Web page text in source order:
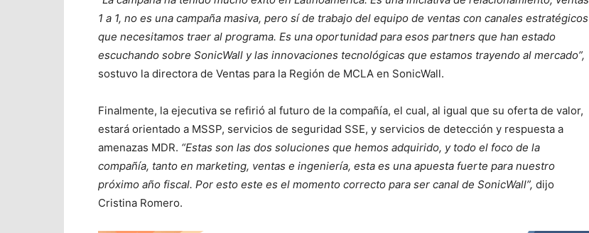
1 a 1, no es una campaña masiva, pero sí de trabajo del equipo de ventas con canales estratégicos
que necesitamos traer al programa. Es una oportunidad para esos partners que han estado
escuchando sobre SonicWall y las innovaciones tecnológicas que estamos trayendo al mercado”,
sostuvo la directora de Ventas para la Región de MCLA en SonicWall.
Finalmente, la ejecutiva se refirió al futuro de la compañía, el cual, al igual que su oferta de valor,
estará orientado a MSSP, servicios de seguridad SSE, y servicios de detección y respuesta a
amenazas MDR. “Estas son las dos soluciones que hemos adquirido, y todo el foco de la
compañía, tanto en marketing, ventas e ingeniería, esta es una apuesta fuerte para nuestro
próximo año fiscal. Por esto este es el momento correcto para ser canal de SonicWall”, dijo
Cristina Romero.